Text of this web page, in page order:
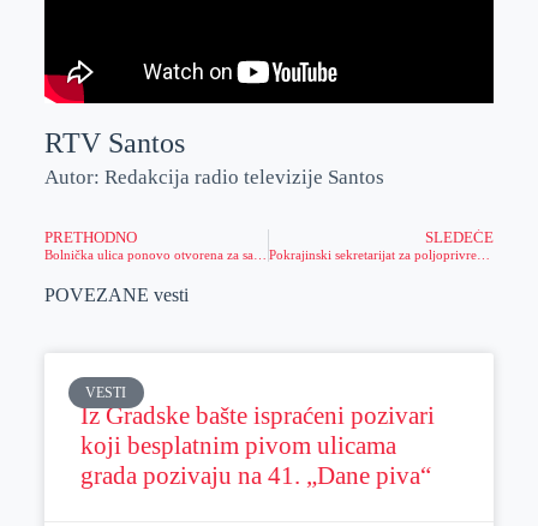
RTV Santos
Autor: Redakcija radio televizije Santos
PRETHODNO
Bolnička ulica ponovo otvorena za saobraćaj
SLEDEĆE
POVEZANE vesti
VESTI
Iz Gradske bašte ispraćeni pozivari
koji besplatnim pivom ulicama
grada pozivaju na 41. „Dane piva“